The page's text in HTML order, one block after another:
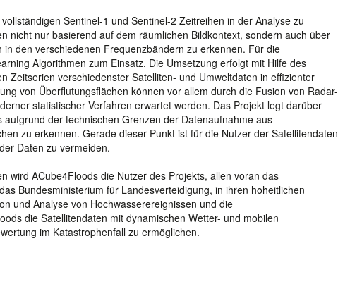
Sentinel-1 und Sentinel-2 Zeitreihen in der Analyse zu
nicht nur basierend auf dem räumlichen Bildkontext, sondern auch über
den verschiedenen Frequenzbändern zu erkennen. Für die
Algorithmen zum Einsatz. Die Umsetzung erfolgt mit Hilfe des
Zeitserien verschiedenster Satelliten- und Umweltdaten in effizienter
von Überflutungsflächen können vor allem durch die Fusion von Radar-
statistischer Verfahren erwartet werden. Das Projekt legt darüber
der technischen Grenzen der Datenaufnahme aus
zu erkennen. Gerade dieser Punkt ist für die Nutzer der Satellitendaten
Daten zu vermeiden.
wird ACube4Floods die Nutzer des Projekts, allen voran das
Bundesministerium für Landesverteidigung, in ihren hoheitlichen
und Analyse von Hochwasserereignissen und die
die Satellitendaten mit dynamischen Wetter- und mobilen
im Katastrophenfall zu ermöglichen.